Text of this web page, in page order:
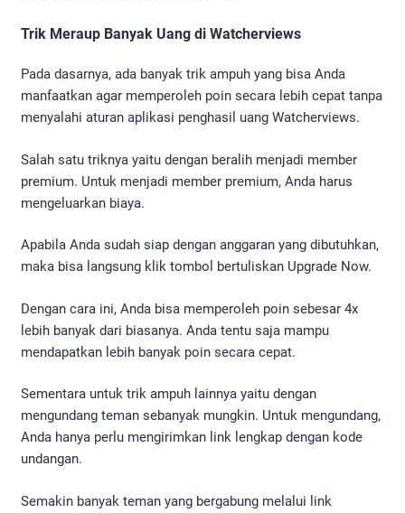
Trik Meraup Banyak Uang di Watcherviews
Pada dasarnya, ada banyak trik ampuh yang bisa Anda
manfaatkan agar memperoleh poin secara lebih cepat tanpa
menyalahi aturan aplikasi penghasil uang Watcherviews.
Salah satu triknya yaitu dengan beralih menjadi member
premium. Untuk menjadi member premium, Anda harus
mengeluarkan biaya.
Apabila Anda sudah siap dengan anggaran yang dibutuhkan,
maka bisa langsung klik tombol bertuliskan Upgrade Now.
Dengan cara ini, Anda bisa memperoleh poin sebesar 4x
lebih banyak dari biasanya. Anda tentu saja mampu
mendapatkan lebih banyak poin secara cepat.
Sementara untuk trik ampuh lainnya yaitu dengan
mengundang teman sebanyak mungkin. Untuk mengundang,
Anda hanya perlu mengirimkan link lengkap dengan kode
undangan.
Semakin banyak teman yang bergabung melalui link